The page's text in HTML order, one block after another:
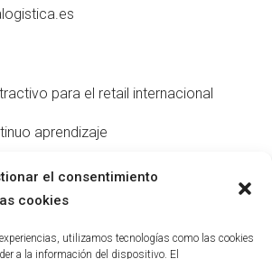
el consentimiento
cookies
utilizamos tecnologías como las cookies
a la información del dispositivo. El
para el retail internacional
aprendizaje
a hacer cosas nuevas, porque es
crecer»